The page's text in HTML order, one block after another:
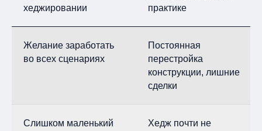
хеджировании
практике
Желание заработать
во всех сценариях
Постоянная
перестройка
конструкции, лишние
сделки
Слишком маленький
Хедж почти не